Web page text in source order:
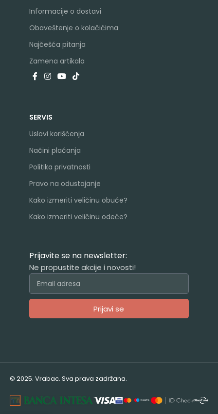
Informacije o dostavi
Obaveštenje o kolačićima
Najčešća pitanja
Zamena artikala
SERVIS
Uslovi korišćenja
Načini plaćanja
Politika privatnosti
Pravo na odustajanje
Kako izmeriti veličinu obuće?
Kako izmeriti veličinu odeće?
Prijavite se na newsletter:
Ne propustite akcije i novosti!
Prijavi se
© 2025. Vrabac. Sva prava zadržana.